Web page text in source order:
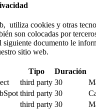
utiliza cookies y otras
son colocadas por
siguiente documento le
sitio web.
Tipo Duración
third party 30
third party 30
third party 30